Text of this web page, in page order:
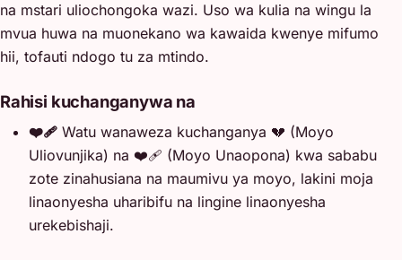
na mstari uliochongoka wazi. Uso wa kulia na wingu la
mvua huwa na muonekano wa kawaida kwenye mifumo
hii, tofauti ndogo tu za mtindo.
Rahisi kuchanganywa na
❤️‍🩹 Watu wanaweza kuchanganya 💔 (Moyo
Uliovunjika) na ❤️‍🩹 (Moyo Unaopona) kwa sababu
zote zinahusiana na maumivu ya moyo, lakini moja
linaonyesha uharibifu na lingine linaonyesha
urekebishaji.